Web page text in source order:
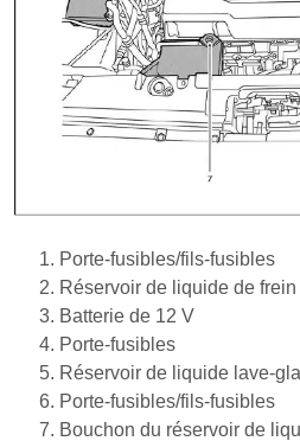
Porte-fusibles/fils-fusibles
Réservoir de liquide de frein
Batterie de 12 V
Porte-fusibles
Réservoir de liquide lave-
Porte-fusibles/fils-fusibles
Bouchon du réservoir de